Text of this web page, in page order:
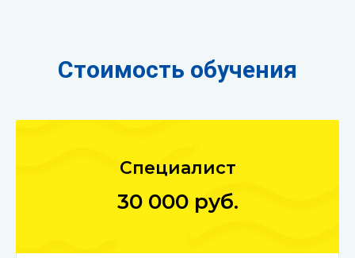
Стоимость обучения
Специалист
30 000 руб.